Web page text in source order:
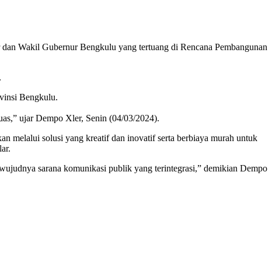
Wakil Gubernur Bengkulu yang tertuang di Rencana Pembangunan
Bengkulu.
ujar Dempo Xler, Senin (04/03/2024).
melalui solusi yang kreatif dan inovatif serta berbiaya murah untuk
sarana komunikasi publik yang terintegrasi,” demikian Dempo